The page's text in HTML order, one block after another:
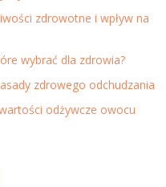
zdrowotne i wpływ na
wybrać dla zdrowia?
zdrowego odchudzania
odżywcze owocu